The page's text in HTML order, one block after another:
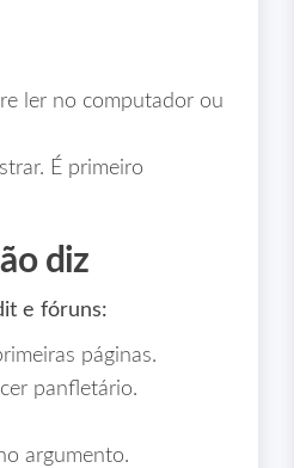
ler no computador ou
É primeiro
diz
e fóruns:
páginas.
panfletário.
argumento.